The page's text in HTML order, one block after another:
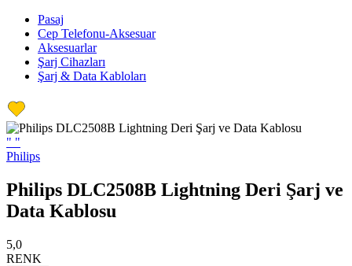
Pasaj
Cep Telefonu-Aksesuar
Aksesuarlar
Şarj Cihazları
Şarj & Data Kabloları
" "
Philips
Philips DLC2508B Lightning Deri Şarj ve
Data Kablosu
5,0
RENK